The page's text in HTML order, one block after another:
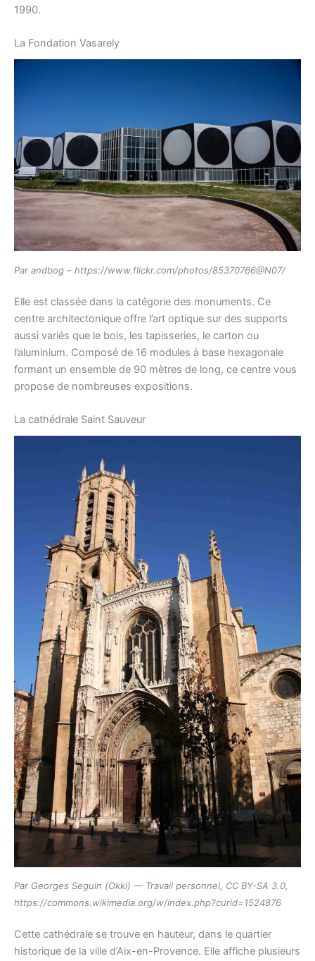
1990.
La Fondation Vasarely
Par andbog – https://www.flickr.com/photos/85370766@N07/
Elle est classée dans la catégorie des monuments. Ce
centre architectonique offre l’art optique sur des supports
aussi variés que le bois, les tapisseries, le carton ou
l’aluminium. Composé de 16 modules à base hexagonale
formant un ensemble de 90 mètres de long, ce centre vous
propose de nombreuses expositions.
La cathédrale Saint Sauveur
Par Georges Seguin (Okki) — Travail personnel, CC BY-SA 3.0,
https://commons.wikimedia.org/w/index.php?curid=1524876
Cette cathédrale se trouve en hauteur, dans le quartier
historique de la ville d’Aix-en-Provence. Elle affiche plusieurs